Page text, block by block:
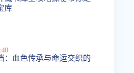
库
：血色传承与命运交织的